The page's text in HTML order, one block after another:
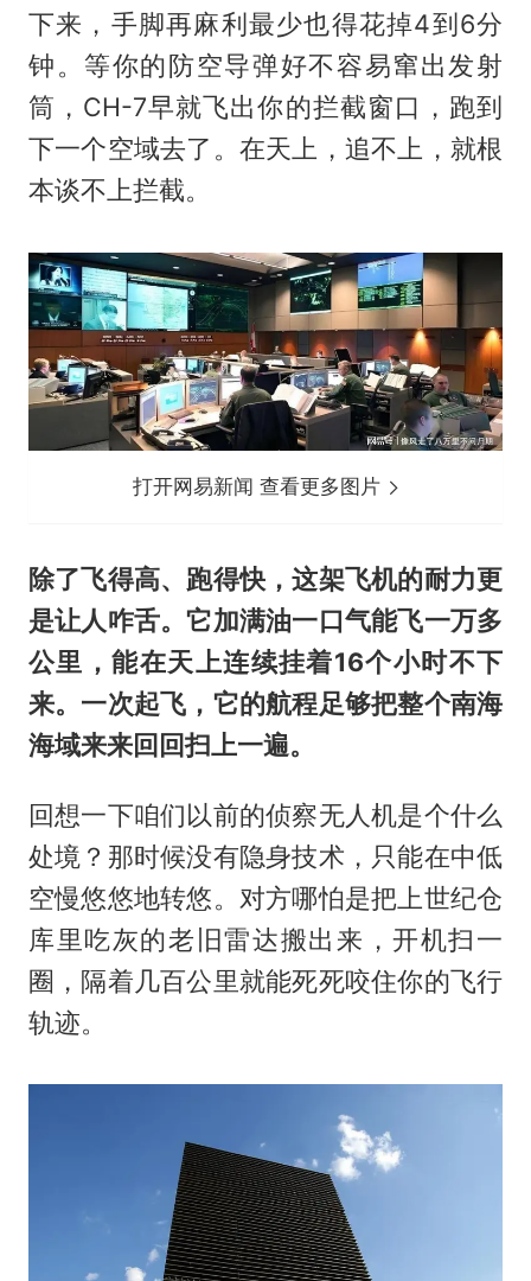
下来，手脚再麻利最少也得花掉4到6分
钟。等你的防空导弹好不容易窜出发射
筒，CH-7早就飞出你的拦截窗口，跑到
下一个空域去了。在天上，追不上，就根
本谈不上拦截。
打开网易新闻 查看更多图片
除了飞得高、跑得快，这架飞机的耐力更
是让人咋舌。它加满油一口气能飞一万多
公里，能在天上连续挂着16个小时不下
来。一次起飞，它的航程足够把整个南海
海域来来回回扫上一遍。
回想一下咱们以前的侦察无人机是个什么
处境？那时候没有隐身技术，只能在中低
空慢悠悠地转悠。对方哪怕是把上世纪仓
库里吃灰的老旧雷达搬出来，开机扫一
圈，隔着几百公里就能死死咬住你的飞行
轨迹。